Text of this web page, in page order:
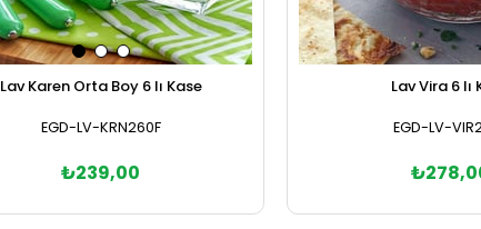
Lav Karen Orta Boy 6 lı Kase
EGD-LV-KRN260F
₺239,00
Lav Vira 6 lı
EGD-LV-